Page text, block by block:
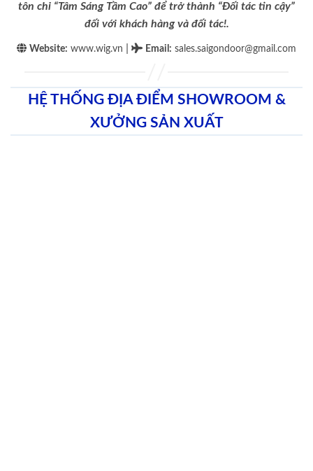
tôn chỉ “Tâm Sáng Tầm Cao” để trở thành “Đối tác tin cậy”
đối với khách hàng và đối tác!.
Website: www.wig.vn Email : sales.saigondoor@gmail.com
HỆ THỐNG ĐỊA ĐIỂM SHOWROOM &
XƯỞNG SẢN XUẤT